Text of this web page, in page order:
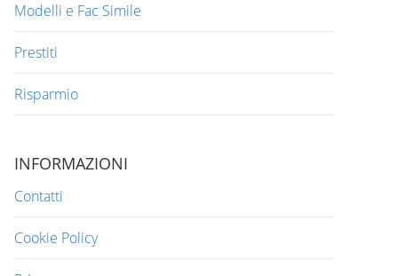
Modelli e Fac Simile
Prestiti
Risparmio
INFORMAZIONI
Contatti
Cookie Policy